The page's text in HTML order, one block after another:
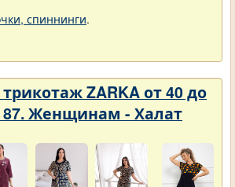
спиннинги.
ZARKA от 40 до
87. Женщинам - Халат